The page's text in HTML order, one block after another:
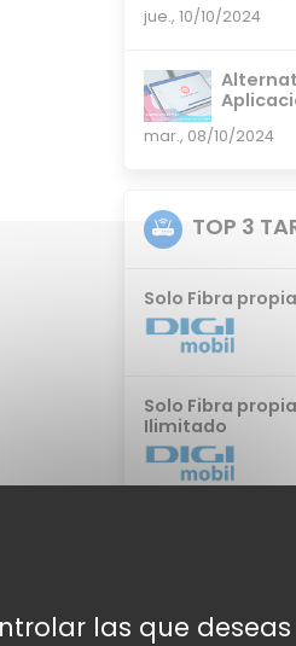
jue., 10/10/2024
mar., 08/10/2024
TOP 3
Solo Fibra
Solo Fibra
Ilimitado
Conecta fibra
las que deseas